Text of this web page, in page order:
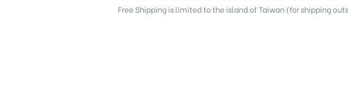
Free Shipping is limited to the island of Taiwan (for shipping